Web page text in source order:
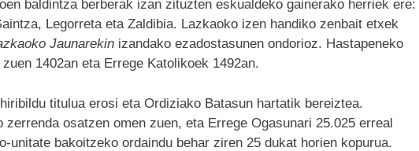
baldintza berberak izan zituzten eskualdeko gainerako herriek ere:
Legorreta eta Zaldibia. Lazkaoko izen handiko zenbait etxek
Jaunarekin izandako ezadostasunen ondorioz. Hastapeneko
1402an eta Errege Katolikoek 1492an.
titulua erosi eta Ordiziako Batasun hartatik bereiztea.
osatzen omen zuen, eta Errege Ogasunari 25.025 erreal
unitate bakoitzeko ordaindu behar ziren 25 dukat horien kopurua.